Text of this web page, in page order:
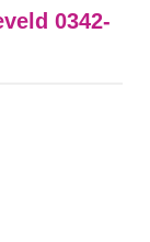
0342-